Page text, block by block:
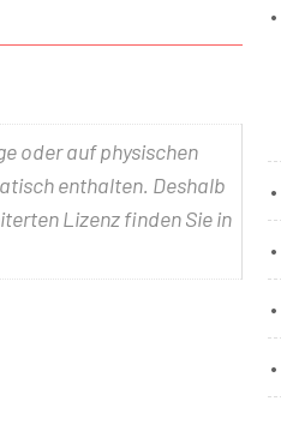
oder auf physischen
enthalten. Deshalb
Lizenz finden Sie in